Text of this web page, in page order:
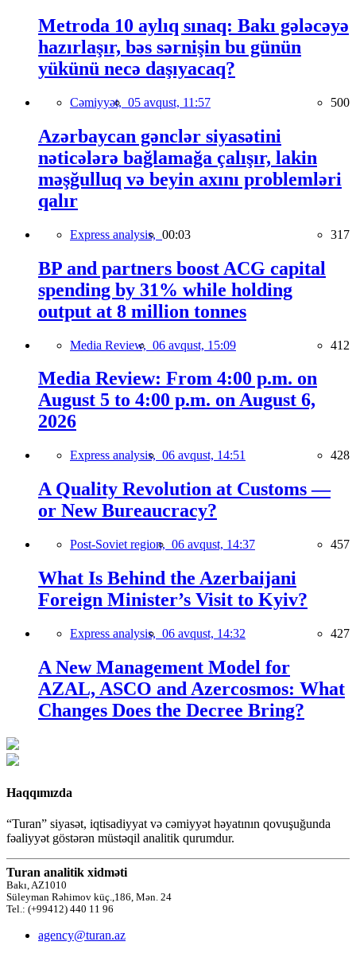
Metroda 10 aylıq sınaq: Bakı gələcəyə
hazırlaşır, bəs sərnişin bu günün
yükünü necə daşıyacaq?
Cəmiyyət, 05 avqust, 11:57 500
Azərbaycan gənclər siyasətini
nəticələrə bağlamağa çalışır, lakin
məşğulluq və beyin axını problemləri
qalır
Express analysis, 00:03 317
BP and partners boost ACG capital
spending by 31% while holding
output at 8 million tonnes
Media Review, 06 avqust, 15:09 412
Media Review: From 4:00 p.m. on
August 5 to 4:00 p.m. on August 6,
2026
Express analysis, 06 avqust, 14:51 428
A Quality Revolution at Customs —
or New Bureaucracy?
Post-Soviet region, 06 avqust, 14:37 457
What Is Behind the Azerbaijani
Foreign Minister’s Visit to Kyiv?
Express analysis, 06 avqust, 14:32 427
A New Management Model for
AZAL, ASCO and Azercosmos: What
Changes Does the Decree Bring?
Haqqımızda
“Turan” siyasət, iqtisadiyyat və cəmiyyət həyatının qovuşuğunda
fəaliyyət göstərən müstəqil analitik qurumdur.
Turan analitik xidməti
Bakı, AZ1010
Süleyman Rəhimov küç.,186, Mən. 24
Tel.: (+99412) 440 11 96
agency@turan.az